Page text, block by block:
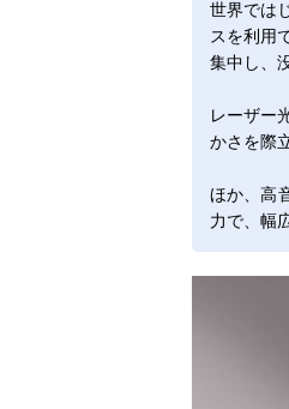
世界では
スを利用
集中し、
レーザー
かさを際
ほか、高
力で、幅